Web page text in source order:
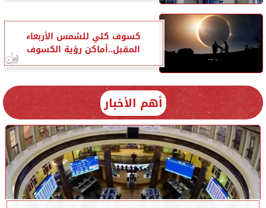
كسوف كلي للشمس الأربعاء
المقبل..أماكن رؤية الكسوف
أهم الأخبار